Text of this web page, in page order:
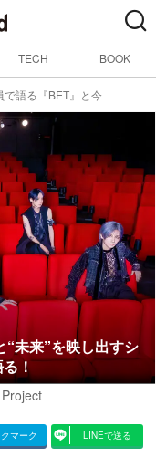
TECH BOOK
語る『BET』と今
未来”を映し出すシ
！
マーク LINEで送る